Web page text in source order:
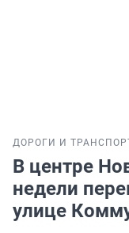
ДОРОГИ И
В центре
недели
улице